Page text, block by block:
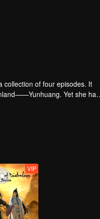
collection of four episodes. It
Yet she has
What on earth is the true
VIP